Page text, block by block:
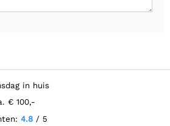
in huis
€ 100,-
4.8 / 5